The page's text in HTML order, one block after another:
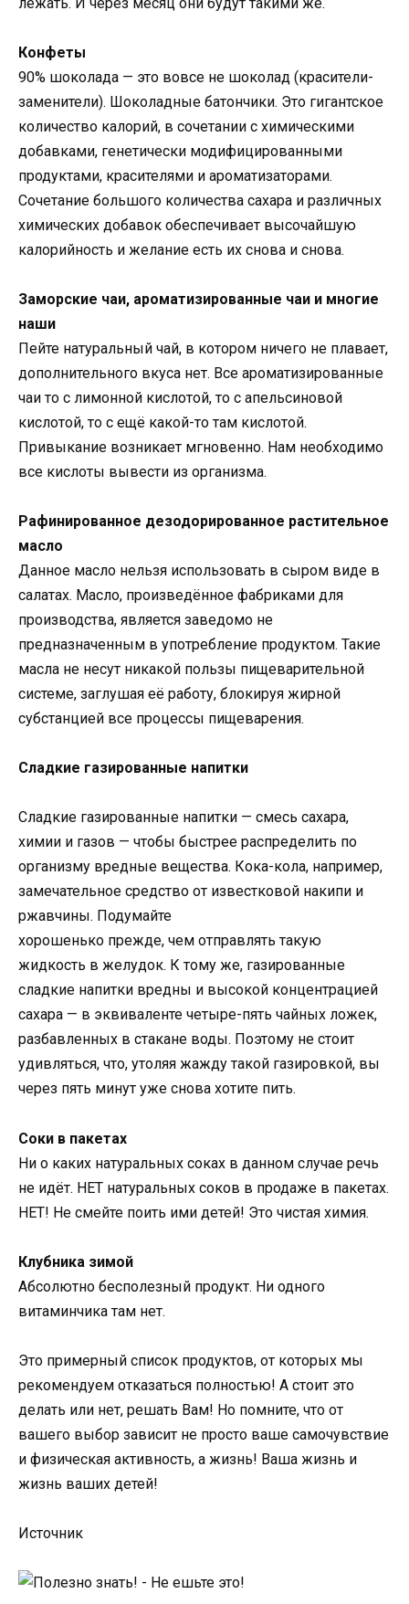
Конфеты
90% шоколада — это вовсе не шоколад (красители-
заменители). Шоколадные батончики. Это гигантское
количество калорий, в сочетании с химическими
добавками, генетически модифицированными
продуктами, красителями и ароматизаторами.
Сочетание большого количества сахара и различных
химических добавок обеспечивает высочайшую
калорийность и желание есть их снова и снова.
Заморские чаи, ароматизированные чаи и многие
наши
Пейте натуральный чай, в котором ничего не плавает,
дополнительного вкуса нет. Все ароматизированные
чаи то с лимонной кислотой, то с апельсиновой
кислотой, то с ещё какой-то там кислотой.
Привыкание возникает мгновенно. Нам необходимо
все кислоты вывести из организма.
Рафинированное дезодорированное растительное
масло
Данное масло нельзя использовать в сыром виде в
салатах. Масло, произведённое фабриками для
производства, является заведомо не
предназначенным в употребление продуктом. Такие
масла не несут никакой пользы пищеварительной
системе, заглушая её работу, блокируя жирной
субстанцией все процессы пищеварения.
Сладкие газированные напитки
Сладкие газированные напитки — смесь сахара,
химии и газов — чтобы быстрее распределить по
организму вредные вещества. Кока-кола, например,
замечательное средство от известковой накипи и
ржавчины. Подумайте
хорошенько прежде, чем отправлять такую
жидкость в желудок. К тому же, газированные
сладкие напитки вредны и высокой концентрацией
сахара — в эквиваленте четыре-пять чайных ложек,
разбавленных в стакане воды. Поэтому не стоит
удивляться, что, утоляя жажду такой газировкой, вы
через пять минут уже снова хотите пить.
Соки в пакетах
Ни о каких натуральных соках в данном случае речь
не идёт. НЕТ натуральных соков в продаже в пакетах.
НЕТ! Не смейте поить ими детей! Это чистая химия.
Клубника зимой
Абсолютно бесполезный продукт. Ни одного
витаминчика там нет.
Это примерный список продуктов, от которых мы
рекомендуем отказаться полностью! А стоит это
делать или нет, решать Вам! Но помните, что от
вашего выбор зависит не просто ваше самочувствие
и физическая активность, а жизнь! Ваша жизнь и
жизнь ваших детей!
Источник